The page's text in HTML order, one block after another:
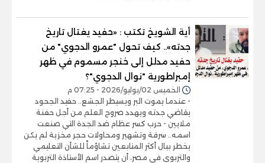
أية الشويخ تكتب : «حفيد يغتال تاريخ
جدته».. كيف تحول "عمرو الدجوي" من
حفيد مدلل إلى خنجر مسموم في ظهر
إمبراطورية "نوال الدجوي"؟
الخميس 02/يوليو/2026 - 07:25 م
- عندما يموت البر ويسيطر الجشع.. حفيد الجحود
يقاضي جدته ويهدد صروح العلم من أجل حفنة
ملايين - حرب كسر عظام ضد الجدة التي صنعت
اسمه.. سرقة وتشهير ومحاولات حجر مخزية لم يكن
يخطر ببال أكثر المتابعين تشاؤماً للشأن التعليمي
والتربوي في مصر، أن يتصدر اسم الأستاذة التربوية